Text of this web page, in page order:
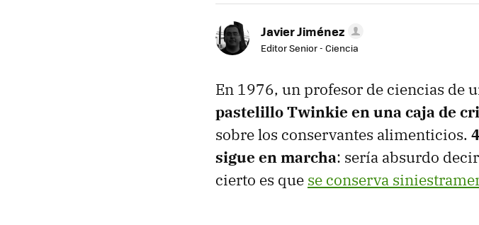
Javier Jiménez
Editor Senior - Ciencia
En 1976, un profesor de ciencias de
pastelillo Twinkie en una caja de
sobre los conservantes alimenticios.
sigue en marcha: sería absurdo
cierto es que se conserva